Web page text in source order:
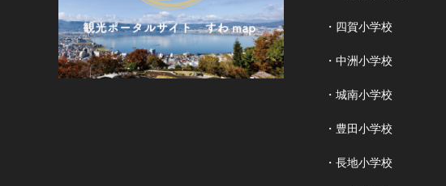
・四賀小学校
・中洲小学校
・城南小学校
・豊田小学校
・長地小学校